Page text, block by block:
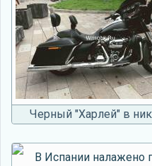
Черный "Харлей" в
В Испании налажено